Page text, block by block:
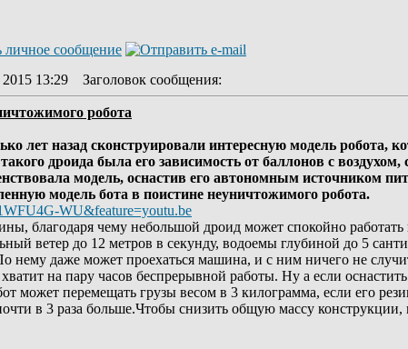
13:29 Заголовок сообщения:
робота
лет назад сконструировали интересную модель
дроида была его зависимость от баллонов с
модель, оснастив его автономным источником
модель бота в поистине неуничтожимого робота.
WU&feature=youtu.be
благодаря чему небольшой дроид может спокойно
ветер до 12 метров в секунду, водоемы глубиной до 5
нему даже может проехаться машина, и с ним ничего не
на пару часов беспрерывной работы. Ну а если
может перемещать грузы весом в 3 килограмма, если его
в 3 раза больше.Чтобы снизить общую массу